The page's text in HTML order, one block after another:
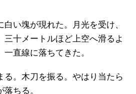
い塊が現れた。月光を受け、
三十メートルほど上空へ滑るよ
直線に落ちてきた。
る。木刀を振る。やはり当たら
ちる。